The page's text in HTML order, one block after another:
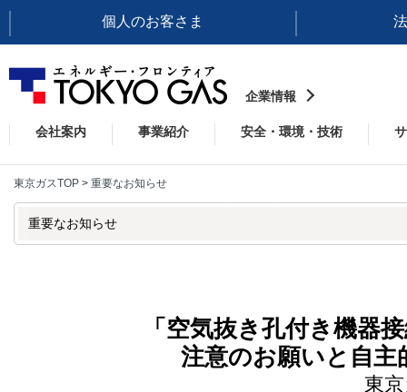
個人のお客さま
企業情報
会社案内 事業紹介 安全・環境・技術
東京ガスTOP > 重要なお知らせ
重要なお知らせ
「空気抜き孔付き機器
注意のお願いと自
東